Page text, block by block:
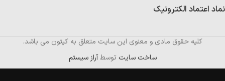
نماد اعتماد الکترونیک
کلیه حقوق مادی و معنوی این سایت متعلق به کیتون می باشد.
ساخت سایت توسطآراز سیستم